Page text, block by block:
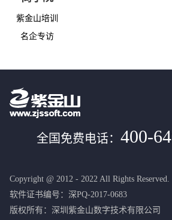
紫金山培训
名企专访
全国免费电话： 400-
Copyright @ 2012 - 2022 All Rights Reserved.
软件证书编号：深PQ-2017-0683
版权所有：深圳紫金山数字技术有限公司